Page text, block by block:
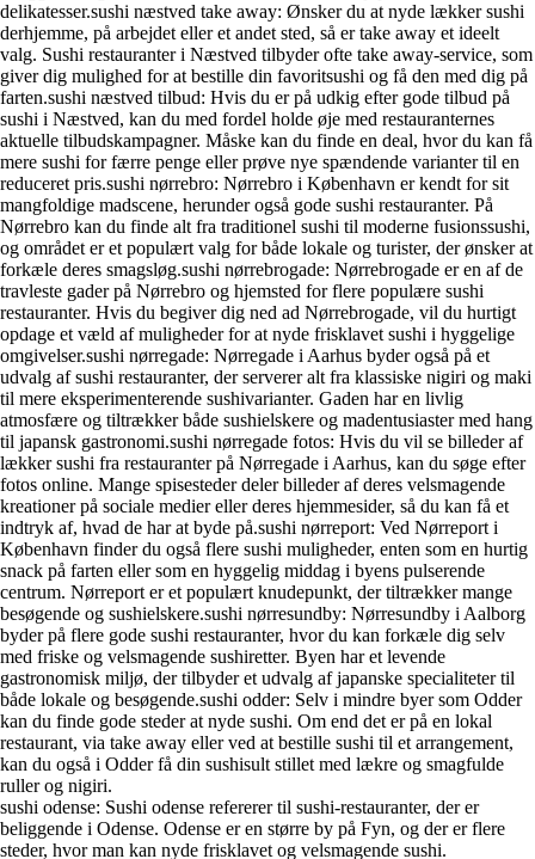
delikatesser.sushi næstved take away: Ønsker du at nyde lækker sushi
derhjemme, på arbejdet eller et andet sted, så er take away et ideelt
valg. Sushi restauranter i Næstved tilbyder ofte take away-service, som
giver dig mulighed for at bestille din favoritsushi og få den med dig på
farten.sushi næstved tilbud: Hvis du er på udkig efter gode tilbud på
sushi i Næstved, kan du med fordel holde øje med restauranternes
aktuelle tilbudskampagner. Måske kan du finde en deal, hvor du kan få
mere sushi for færre penge eller prøve nye spændende varianter til en
reduceret pris.sushi nørrebro: Nørrebro i København er kendt for sit
mangfoldige madscene, herunder også gode sushi restauranter. På
Nørrebro kan du finde alt fra traditionel sushi til moderne fusionssushi,
og området er et populært valg for både lokale og turister, der ønsker at
forkæle deres smagsløg.sushi nørrebrogade: Nørrebrogade er en af de
travleste gader på Nørrebro og hjemsted for flere populære sushi
restauranter. Hvis du begiver dig ned ad Nørrebrogade, vil du hurtigt
opdage et væld af muligheder for at nyde frisklavet sushi i hyggelige
omgivelser.sushi nørregade: Nørregade i Aarhus byder også på et
udvalg af sushi restauranter, der serverer alt fra klassiske nigiri og maki
til mere eksperimenterende sushivarianter. Gaden har en livlig
atmosfære og tiltrækker både sushielskere og madentusiaster med hang
til japansk gastronomi.sushi nørregade fotos: Hvis du vil se billeder af
lækker sushi fra restauranter på Nørregade i Aarhus, kan du søge efter
fotos online. Mange spisesteder deler billeder af deres velsmagende
kreationer på sociale medier eller deres hjemmesider, så du kan få et
indtryk af, hvad de har at byde på.sushi nørreport: Ved Nørreport i
København finder du også flere sushi muligheder, enten som en hurtig
snack på farten eller som en hyggelig middag i byens pulserende
centrum. Nørreport er et populært knudepunkt, der tiltrækker mange
besøgende og sushielskere.sushi nørresundby: Nørresundby i Aalborg
byder på flere gode sushi restauranter, hvor du kan forkæle dig selv
med friske og velsmagende sushiretter. Byen har et levende
gastronomisk miljø, der tilbyder et udvalg af japanske specialiteter til
både lokale og besøgende.sushi odder: Selv i mindre byer som Odder
kan du finde gode steder at nyde sushi. Om end det er på en lokal
restaurant, via take away eller ved at bestille sushi til et arrangement,
kan du også i Odder få din sushisult stillet med lækre og smagfulde
ruller og nigiri.
sushi odense: Sushi odense refererer til sushi-restauranter, der er
beliggende i Odense. Odense er en større by på Fyn, og der er flere
steder, hvor man kan nyde frisklavet og velsmagende sushi.